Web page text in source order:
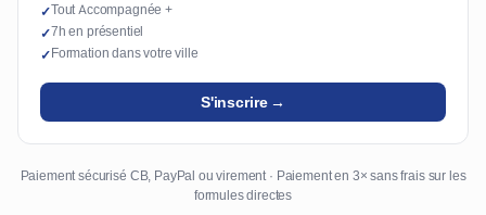
✓Tout Accompagnée +
✓7h en présentiel
✓Formation dans votre ville
S'inscrire →
Paiement sécurisé CB, PayPal ou virement · Paiement en 3× sans frais sur les
formules directes